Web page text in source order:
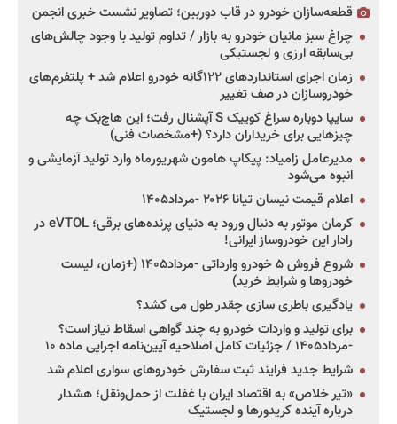
قطعه‌سازان خودرو در قاب دوربین؛ تصاویر نشست خبری انجمن
چراغ سبز مانیان خودرو به بازار / تداوم تولید با وجود چالش‌های
بی‌سابقه ارزی و لجستیکی
زمان اجرای استانداردهای ۱۲۲گانه خودرو اعلام شد + پلتفرم‌های
خودروسازان در صف تغییر
سایپا دوباره سراغ کوییک S آپشنال رفت؛ این هاچ‌بک چه
چیزهایی برای خریداران دارد؟ (+مشخصات فنی)
مدیرعامل زامیاد: پیکاپ هامون شهریورماه وارد تولید آزمایشی و
انبوه می‌شود
اعلام قیمت نیسان تیانا ۲۰۲۶ -مرداد۱۴۰۵
کرمان موتور به دنبال ورود به دنیای پرنده‌های برقی؛ eVTOL در
رادار این خودروساز ایرانی!
شروع فروش ۵ خودرو وارداتی -مرداد۱۴۰۵ (+زمان، لیست
خودروها و شرایط خرید)
یادگیری باطری سازی چقدر طول می کشد؟
برای تولید و واردات خودرو به چند گواهی اسقاط نیاز است؟
-مرداد۱۴۰۵ / جزئیات کامل اصلاحیه آیین‌نامه اجرایی ماده ۱۰
شرایط جدید فرایند ثبت سفارش خودروهای سواری اعلام شد
«تیر خلاص» به اقتصاد ایران با غفلت از حمل‌ونقل؛ هشدار
درباره آینده کریدورها و لجستیک